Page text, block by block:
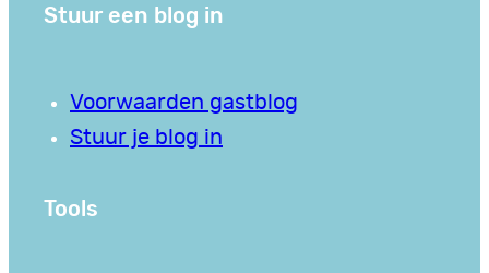
Stuur een blog in
Voorwaarden gastblog
Stuur je blog in
Tools